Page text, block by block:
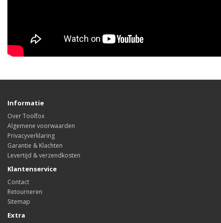
Informatie
Over Toolfox
Algemene voorwaarden
Privacyverklaring
Garantie & Klachten
Levertijd & verzendkosten
Klantenservice
Contact
Retourneren
Sitemap
Extra